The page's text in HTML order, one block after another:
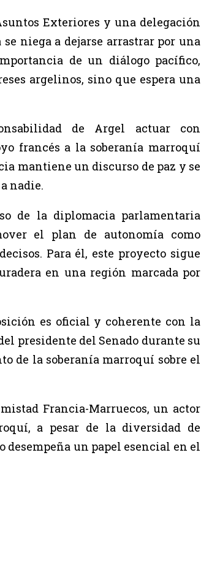
Exteriores y una delegación
niega a dejarse arrastrar por una
de un diálogo pacífico,
argelinos, sino que espera una
de Argel actuar con
francés a la soberanía marroquí
mantiene un discurso de paz y se
nadie.
de la diplomacia parlamentaria
el plan de autonomía como
Para él, este proyecto sigue
en una región marcada por
es oficial y coherente con la
presidente del Senado durante su
de la soberanía marroquí sobre el
Francia-Marruecos, un actor
a pesar de la diversidad de
desempeña un papel esencial en el